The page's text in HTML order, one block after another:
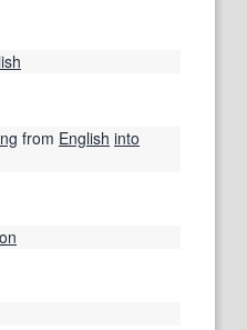
from English into